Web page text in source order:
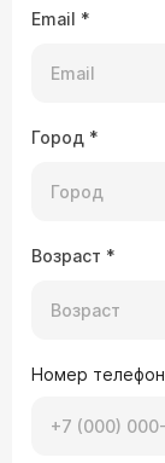
Email *
Город *
Возраст *
Номер